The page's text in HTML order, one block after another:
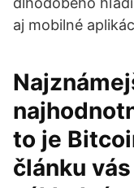
aj mobilné
to je
článku